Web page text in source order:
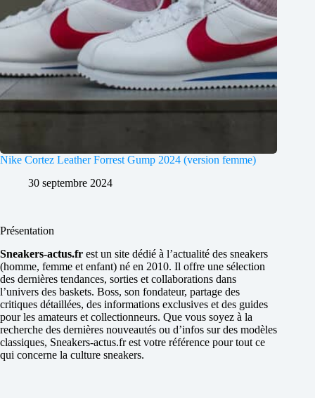
Nike Cortez Leather Forrest Gump 2024 (version femme)
30 septembre 2024
Présentation
Sneakers-actus.fr est un site dédié à l’actualité des sneakers
(homme, femme et enfant) né en 2010. Il offre une sélection
des dernières tendances, sorties et collaborations dans
l’univers des baskets. Boss, son fondateur, partage des
critiques détaillées, des informations exclusives et des guides
pour les amateurs et collectionneurs. Que vous soyez à la
recherche des dernières nouveautés ou d’infos sur des modèles
classiques, Sneakers-actus.fr est votre référence pour tout ce
qui concerne la culture sneakers.